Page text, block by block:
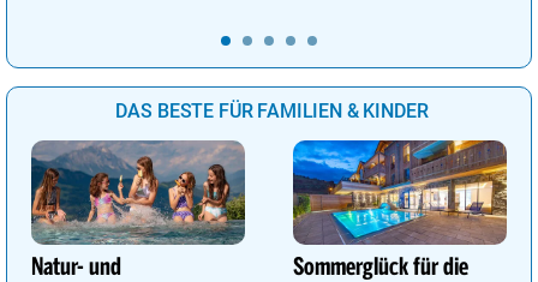
DAS BESTE FÜR FAMILIEN & KINDER
Natur- und Sommerglück für die